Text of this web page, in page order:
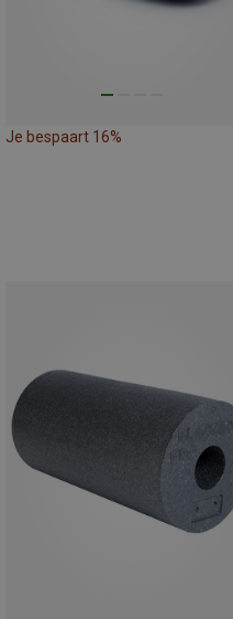
Je bespaart 16%